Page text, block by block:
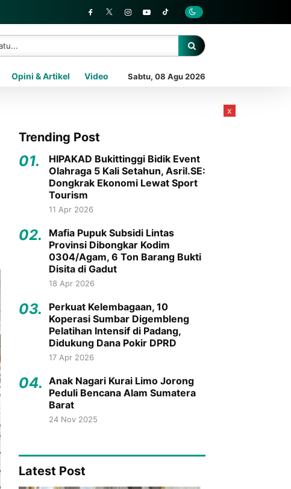
Opini & Artikel Video Sabtu, 08 Agu 2026
Trending Post
01.
HIPAKAD Bukittinggi Bidik Event
Olahraga 5 Kali Setahun, Asril.SE:
Dongkrak Ekonomi Lewat Sport
Tourism
11 Apr 2026
02.
Mafia Pupuk Subsidi Lintas
Provinsi Dibongkar Kodim
0304/Agam, 6 Ton Barang Bukti
Disita di Gadut
18 Apr 2026
03.
Perkuat Kelembagaan, 10
Koperasi Sumbar Digembleng
Pelatihan Intensif di Padang,
Didukung Dana Pokir DPRD
17 Apr 2026
04. Anak Nagari Kurai Limo Jorong
Peduli Bencana Alam Sumatera
Barat
24 Nov 2025
Latest Post
x